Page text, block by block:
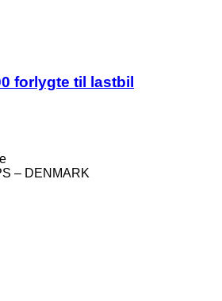
forlygte til lastbil
– DENMARK